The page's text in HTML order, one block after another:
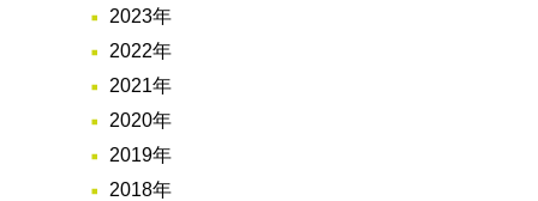
2023年
2022年
2021年
2020年
2019年
2018年